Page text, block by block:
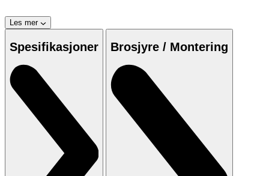
Les mer
Spesifikasjoner Brosjyre / Montering